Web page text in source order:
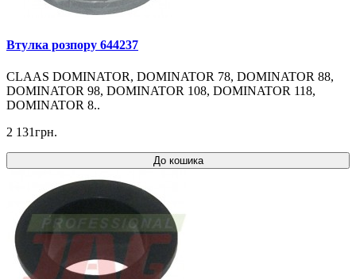
Втулка розпору 644237
CLAAS DOMINATOR, DOMINATOR 78, DOMINATOR 88,
DOMINATOR 98, DOMINATOR 108, DOMINATOR 118,
DOMINATOR 8..
2 131грн.
До кошика